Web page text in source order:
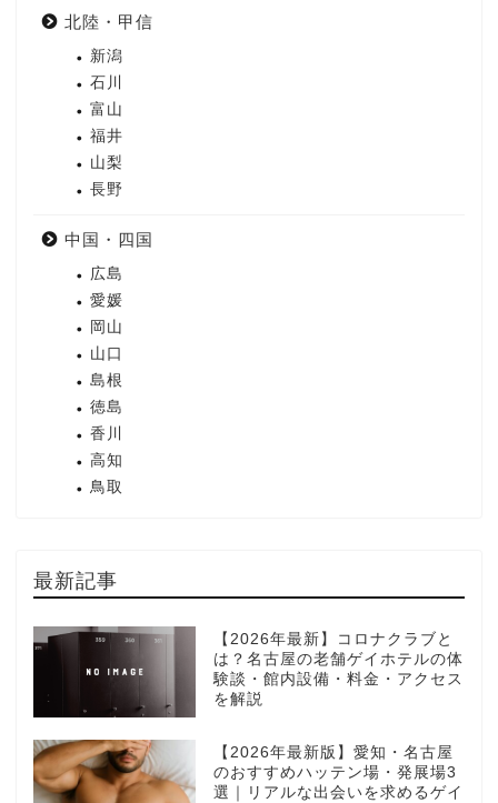
北陸・甲信
新潟
石川
富山
福井
山梨
長野
中国・四国
広島
愛媛
岡山
山口
島根
徳島
香川
高知
鳥取
最新記事
【2026年最新】コロナクラブと
は？名古屋の老舗ゲイホテルの体
験談・館内設備・料金・アクセス
を解説
【2026年最新版】愛知・名古屋
のおすすめハッテン場・発展場3
選｜リアルな出会いを求めるゲイ